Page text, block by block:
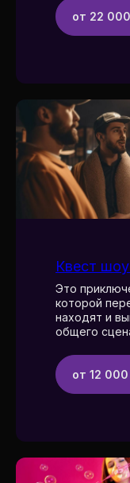
от 22
Квест
Это
которой
находят и
общего
от 12 000